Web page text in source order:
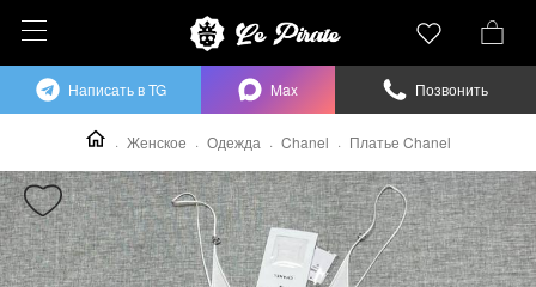
Женское Одежда Chanel Платье Chanel
Написать в TG Max Позвонить